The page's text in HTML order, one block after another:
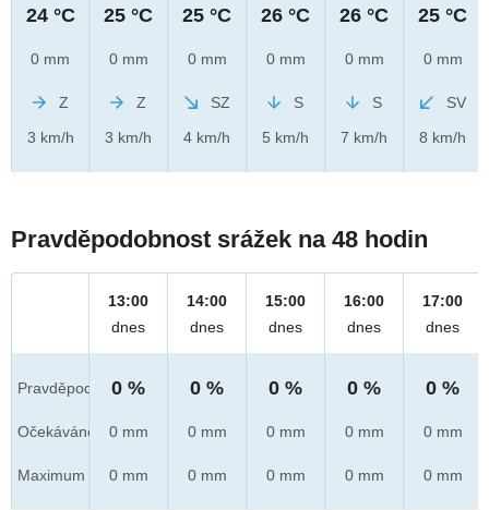
24 °C
0 mm
Z
3 km/h
25 °C
0 mm
Z
3 km/h
25 °C
0 mm
SZ
4 km/h
26 °C
0 mm
S
5 km/h
26 °C
0 mm
S
7 km/h
25 °C
0 mm
SV
8 km/h
Pravděpodobnost srážek na 48 hodin
Pravděpod.
Očekáváno
Maximum
13:00
dnes
0 %
0 mm
0 mm
14:00
dnes
0 %
0 mm
0 mm
15:00
dnes
0 %
0 mm
0 mm
16:00
dnes
0 %
0 mm
0 mm
17:00
dnes
0 %
0 mm
0 mm